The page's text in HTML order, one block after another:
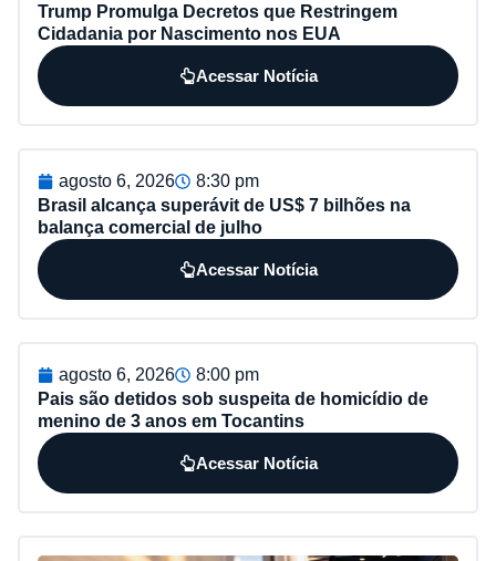
Trump Promulga Decretos que Restringem
Cidadania por Nascimento nos EUA
Acessar Notícia
agosto 6, 2026
8:30 pm
Brasil alcança superávit de US$ 7 bilhões na
balança comercial de julho
Acessar Notícia
agosto 6, 2026
8:00 pm
Pais são detidos sob suspeita de homicídio de
menino de 3 anos em Tocantins
Acessar Notícia